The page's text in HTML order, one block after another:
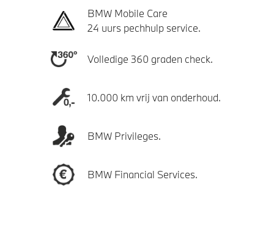
BMW Mobile Care
24 uurs pechhulp service.
Volledige 360 graden check.
10.000 km vrij van onderhoud.
BMW Privileges.
BMW Financial Services.